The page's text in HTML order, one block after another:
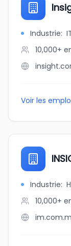
Industrie:
10,000+
Voir les
Industrie:
10,000+